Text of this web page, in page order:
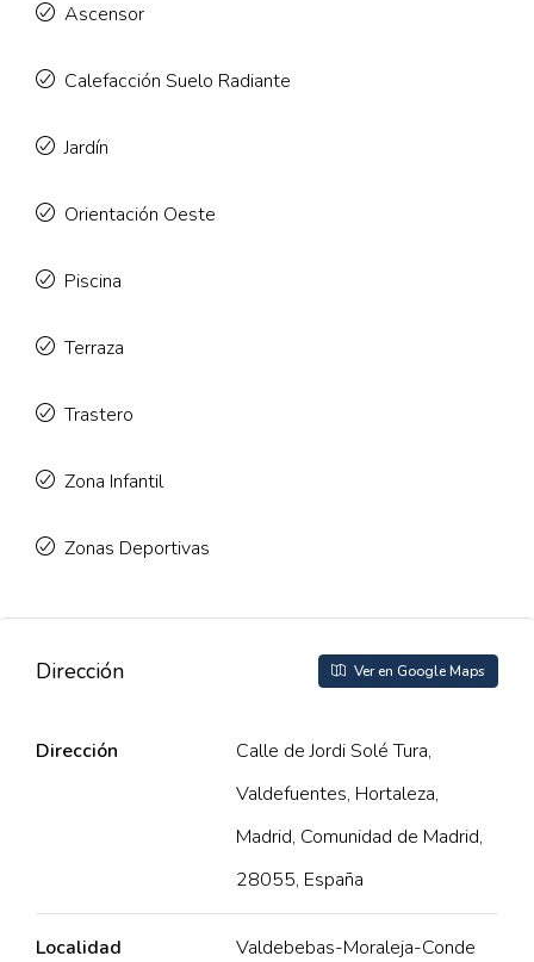
Ascensor
Calefacción Suelo Radiante
Jardín
Orientación Oeste
Piscina
Terraza
Trastero
Zona Infantil
Zonas Deportivas
Dirección Ver en Google Maps
Dirección
Calle de Jordi Solé Tura,
Valdefuentes, Hortaleza,
Madrid, Comunidad de Madrid,
28055, España
Localidad
Valdebebas-Moraleja-Conde